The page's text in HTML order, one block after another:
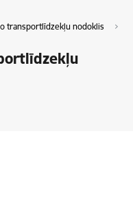
transportlīdzekļu nodoklis